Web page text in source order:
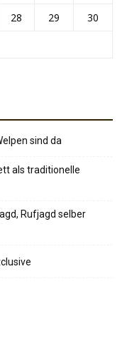
28 29
30
sind da
als traditionelle
Rufjagd selber